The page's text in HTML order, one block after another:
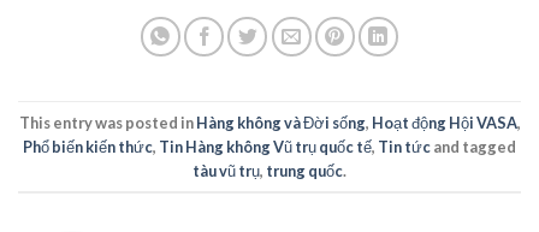
This entry was posted inHàng không và Đời sống, Hoạt động Hội VASA,
Phổ biến kiến thức, Tin Hàng không Vũ trụ quốc tế, Tin tứcand tagged
tàu vũ trụ, trung quốc.